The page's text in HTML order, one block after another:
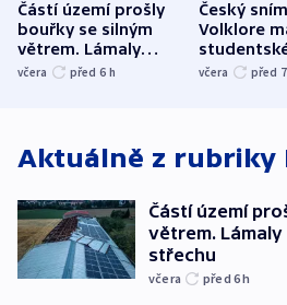
Částí území prošly
bouřky se silným
větrem. Lámaly
stromy a poničily
včera před 6 h
Český
Volklore
Oscara,
včera před 7
Aktuálně z rubriky
Částí území
větrem.
střechu
včera před 6h